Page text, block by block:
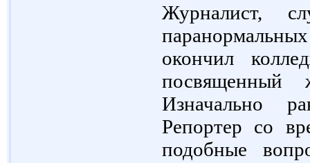
Журналист,
окончил
посвященный
Изначально
Репортер со
подобные